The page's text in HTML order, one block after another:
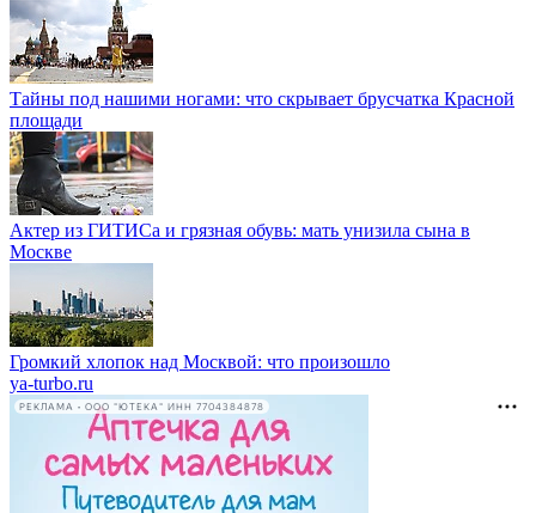
Тайны под нашими ногами: что скрывает брусчатка Красной
площади
Актер из ГИТИСа и грязная обувь: мать унизила сына в
Москве
Громкий хлопок над Москвой: что произошло
ya-turbo.ru
РЕКЛАМА • ООО "ЮТЕКА" ИНН 7704384878